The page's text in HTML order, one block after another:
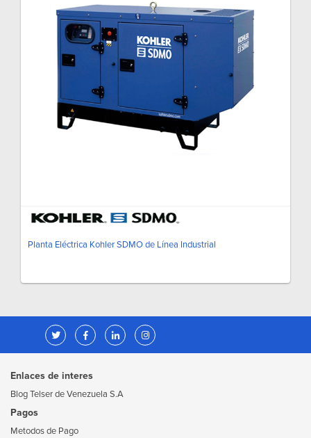
Planta Eléctrica Kohler SDMO de Línea Industrial
Enlaces de interes
Blog Telser de Venezuela S.A
Pagos
Metodos de Pago